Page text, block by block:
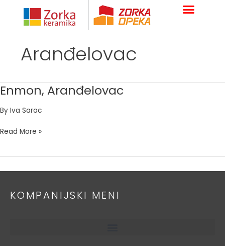
content
Aranđelovac
Enmon, Aranđelovac
By Iva Sarac
Enmon,
Read More »
KOMPANIJSKI MENI